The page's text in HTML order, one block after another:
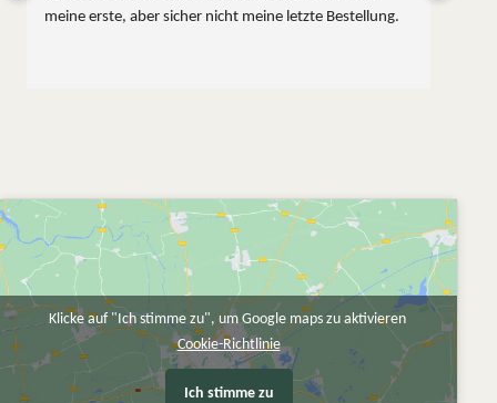
meine erste, aber sicher nicht meine letzte Bestellung.
Klicke auf "Ich stimme zu", um Google maps zu aktivieren
Cookie-Richtlinie
Ich stimme zu